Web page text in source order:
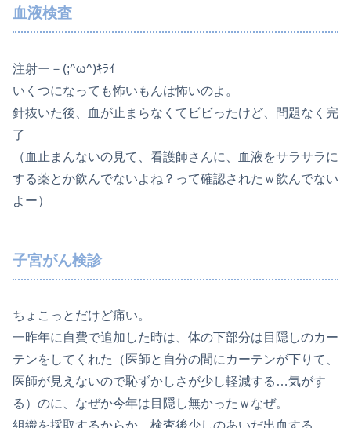
血液検査
注射ー－(;^ω^)ｷﾗｲ
いくつになっても怖いもんは怖いのよ。
針抜いた後、血が止まらなくてビビったけど、問題なく完
了
（血止まんないの見て、看護師さんに、血液をサラサラに
する薬とか飲んでないよね？って確認されたｗ飲んでない
よー）
子宮がん検診
ちょこっとだけど痛い。
一昨年に自費で追加した時は、体の下部分は目隠しのカー
テンをしてくれた（医師と自分の間にカーテンが下りて、
医師が見えないので恥ずかしさが少し軽減する…気がす
る）のに、なぜか今年は目隠し無かったｗなぜ。